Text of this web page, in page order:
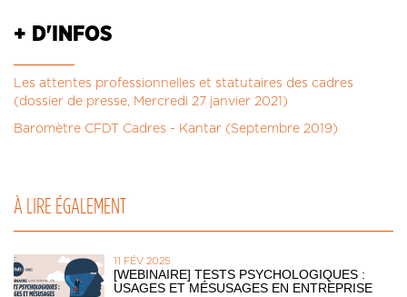
+ D'INFOS
Les attentes professionnelles et statutaires des cadres
(dossier de presse, Mercredi 27 janvier 2021)
Baromètre CFDT Cadres - Kantar (Septembre 2019)
À LIRE ÉGALEMENT
11 FÉV 2025
[WEBINAIRE] TESTS PSYCHOLOGIQUES :
USAGES ET MÉSUSAGES EN ENTREPRISE